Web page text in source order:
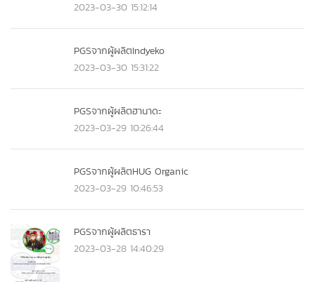
2023-03-30 15:12:14
PGSจากผู้ผลิตIndyeko
2023-03-30 15:31:22
PGSจากผู้ผลิตฮานาดะ
2023-03-29 10:26:44
PGSจากผู้ผลิตHUG Organic
2023-03-29 10:46:53
PGSจากผู้ผลิตธารา
2023-03-28 14:40:29